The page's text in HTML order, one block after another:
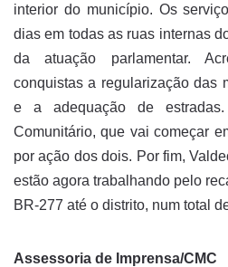
interior do município. Os
dias em todas as ruas internas
da atuação parlamentar.
conquistas a regularização das
e a adequação de
Comunitário, que vai começar
por ação dos dois. Por fim,
estão agora trabalhando pelo
BR-277 até o distrito, num total
Assessoria de Imprensa/CMC